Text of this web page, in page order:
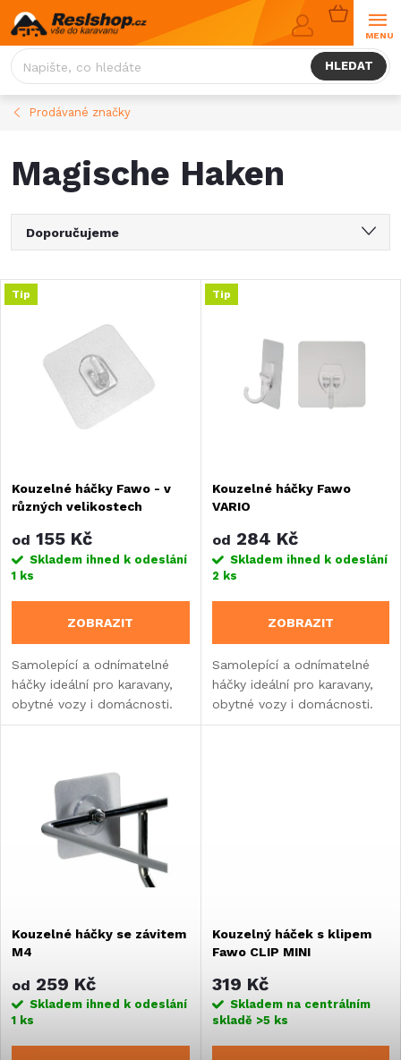
Přejít
na
obsah
HLEDAT
NÁKUPNÍ
KOŠÍK
Prodávané značky
Magische Haken
Ř
a
p
r
o
d
u
k
Doporučujeme
Nejdražší
Nejprodávanější
Abecedně
V
s
p
r
o
d
u
Tip
Kouzelné háčky Fawo - v
různých velikostech
od 155 Kč
Skladem ihned k odeslání
1 ks
ZOBRAZIT
Samolepící a odnímatelné
háčky ideální pro karavany,
obytné vozy i domácnosti.
Díky speciální technologii
a lze je snadno...
Tip
Kouzelné háčky Fawo
VARIO
od 284 Kč
Skladem ihned k odeslání
2 ks
ZOBRAZIT
Samolepící a odnímatelné
háčky ideální pro karavany,
obytné vozy i domácnosti.
Díky speciální technologii
Kouzelné háčky se závitem
M4
od 259 Kč
Skladem ihned k odeslání
1 ks
Kouzelný háček s klipem
Fawo CLIP MINI
319 Kč
Skladem na centrálním
skladě >5 ks